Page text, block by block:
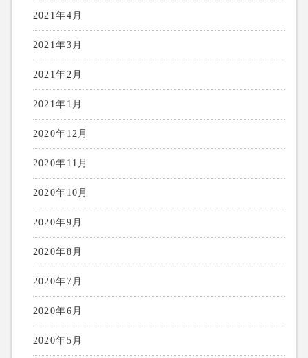
2021年4月
2021年3月
2021年2月
2021年1月
2020年12月
2020年11月
2020年10月
2020年9月
2020年8月
2020年7月
2020年6月
2020年5月